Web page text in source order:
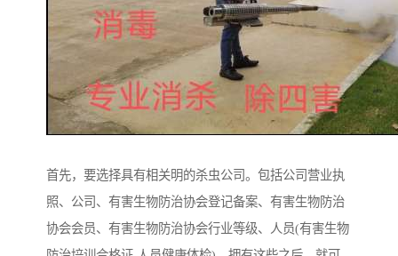
首先，要选择具有相关明的杀虫公司。包括公司营业执
照、公司、有害生物防治协会登记备案、有害生物防治
协会会员、有害生物防治协会行业等级、人员(有害生物